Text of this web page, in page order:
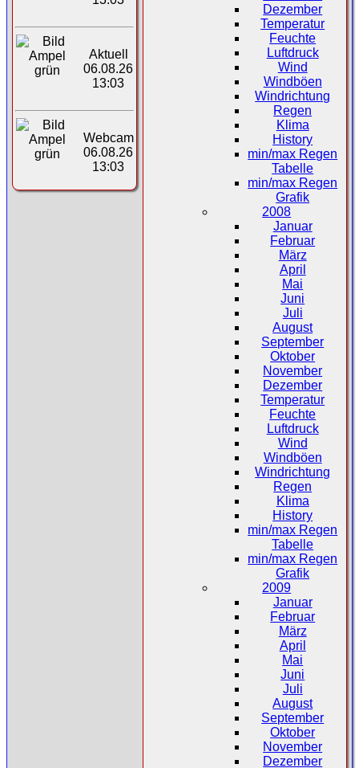
Aktuell
06.08.26
13:03
Webcam
06.08.26
13:03
Dezember
Temperatur
Feuchte
Luftdruck
Wind
Windböen
Windrichtung
Regen
Klima
History
min/max Regen
Tabelle
min/max Regen
Grafik
2008
Januar
Februar
März
April
Mai
Juni
Juli
August
September
Oktober
November
Dezember
Temperatur
Feuchte
Luftdruck
Wind
Windböen
Windrichtung
Regen
Klima
History
min/max Regen
Tabelle
min/max Regen
Grafik
2009
Januar
Februar
März
April
Mai
Juni
Juli
August
September
Oktober
November
Dezember